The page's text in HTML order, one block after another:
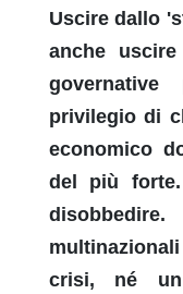
Uscire dallo
anche
privilegio di
economico
del più
crisi, né un